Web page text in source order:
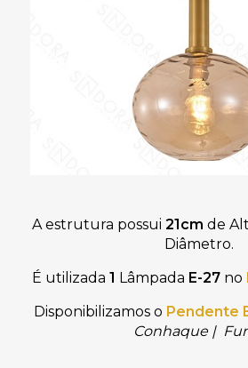
A estrutura possui 21cm de
Diâmetro.
É utilizada 1 Lâmpada E-27 no
Disponibilizamos o Pendente
Conhaque |